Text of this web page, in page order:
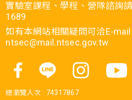
實驗室課程、學程、營隊諮詢
1689
如有本網站相關疑問可洽E-mail
ntsec@mail.ntsec.gov.tw
總瀏覽人次 : 74317867